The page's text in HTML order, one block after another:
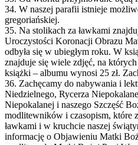
34. W naszej parafii istnieje
gregoriańskiej.
35. Na stolikach za ławkami
Uroczystości Koronacji Obrazu
odbyła się w ubiegłym roku. W
znajduje się wiele zdjęć, na
książki – albumu wynosi 25 zł.
36. Zachęcamy do nabywania i
Niedzielnego, Rycerza
Niepokalanej i naszego Szczęść
modlitewników i czasopism, które
ławkami i w kruchcie naszej
informację o Objawieniu Matki